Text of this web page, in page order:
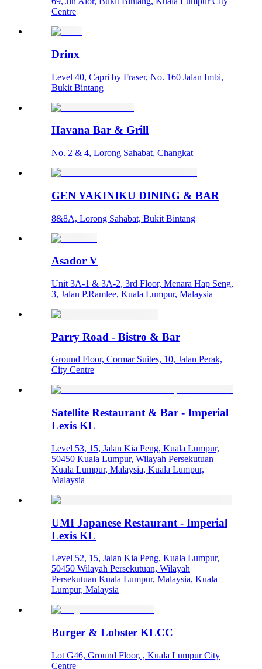
Centre
Drinx
Level 40, Capri by Fraser, No. 160 Jalan Imbi,
Bukit Bintang
Havana Bar & Grill
No. 2 & 4, Lorong Sahabat, Changkat
GEN YAKINIKU DINING & BAR
8&8A, Lorong Sahabat, Bukit Bintang
Asador V
Unit 3A-1 & 3A-2, 3rd Floor, Menara Hap Seng,
3, Jalan P.Ramlee, Kuala Lumpur, Malaysia
Parry Road - Bistro & Bar
Ground Floor, Cormar Suites, 10, Jalan Perak,
City Centre
Satellite Restaurant & Bar - Imperial
Lexis KL
Level 53, 15, Jalan Kia Peng, Kuala Lumpur,
50450 Kuala Lumpur, Wilayah Persekutuan
Kuala Lumpur, Malaysia, Kuala Lumpur,
Malaysia
UMI Japanese Restaurant - Imperial
Lexis KL
Level 52, 15, Jalan Kia Peng, Kuala Lumpur,
50450 Wilayah Persekutuan, Wilayah
Persekutuan Kuala Lumpur, Malaysia, Kuala
Lumpur, Malaysia
Burger & Lobster KLCC
Lot G46, Ground Floor, , Kuala Lumpur City
Centre